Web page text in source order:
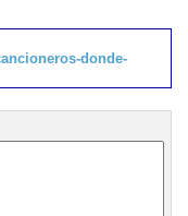
donde-